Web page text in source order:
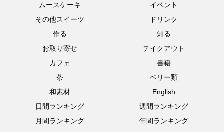
ムースケーキ
イベント
その他スイーツ
ドリンク
作る
知る
お取り寄せ
テイクアウト
カフェ
書籍
茶
ベリー類
和素材
English
日間ランキング
週間ランキング
月間ランキング
年間ランキング